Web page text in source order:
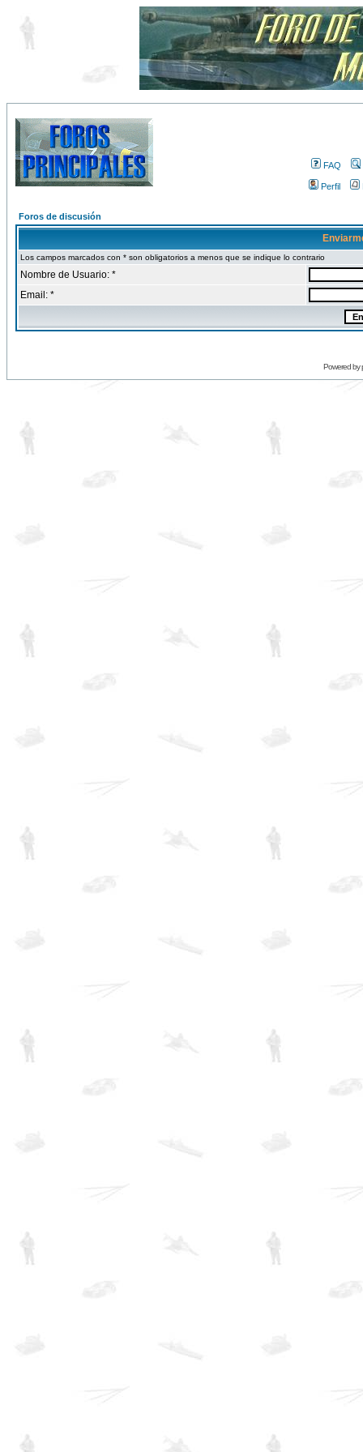
FAQ
Perfil
Foros de discusión
Los campos marcados con * son obligatorios a menos que se indique lo contrario
Nombre de Usuario: *
Email: *
Powered by